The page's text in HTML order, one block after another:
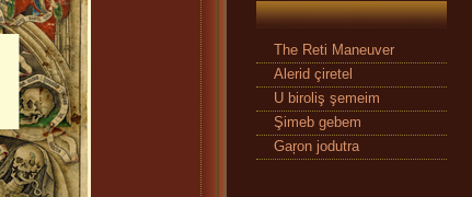
The Reti Maneuver
Alerid çiretel
U biroliş şemeim
Şimeb gebem
Gaŗon jodutra